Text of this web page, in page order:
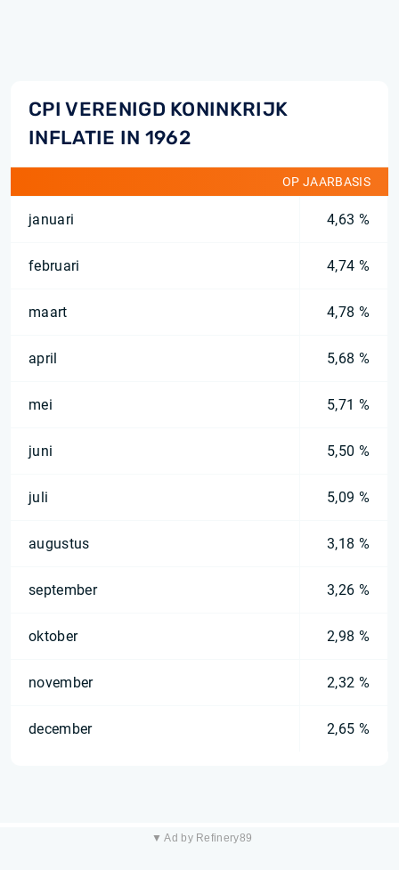
CPI VERENIGD KONINKRIJK
INFLATIE IN 1962
OP JAARBASIS
januari 4,63 %
februari 4,74 %
maart 4,78 %
april 5,68 %
mei 5,71 %
juni 5,50 %
juli 5,09 %
augustus 3,18 %
september 3,26 %
oktober 2,98 %
november 2,32 %
december 2,65 %
▼ Ad by Refinery89